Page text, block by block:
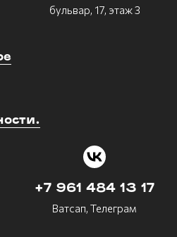
бульвар, 17, этаж 3
+7 961 484 13 17
Ватсап, Телеграм